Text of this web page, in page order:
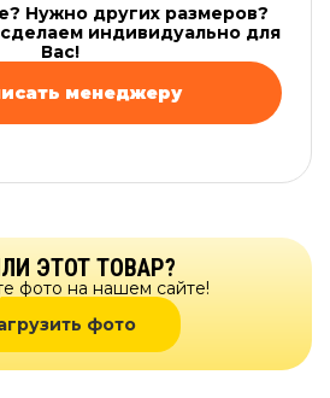
Нужно других размеров?
индивидуально для
Вас!
менеджеру
ЭТОТ ТОВАР?
фото на нашем сайте!
фото